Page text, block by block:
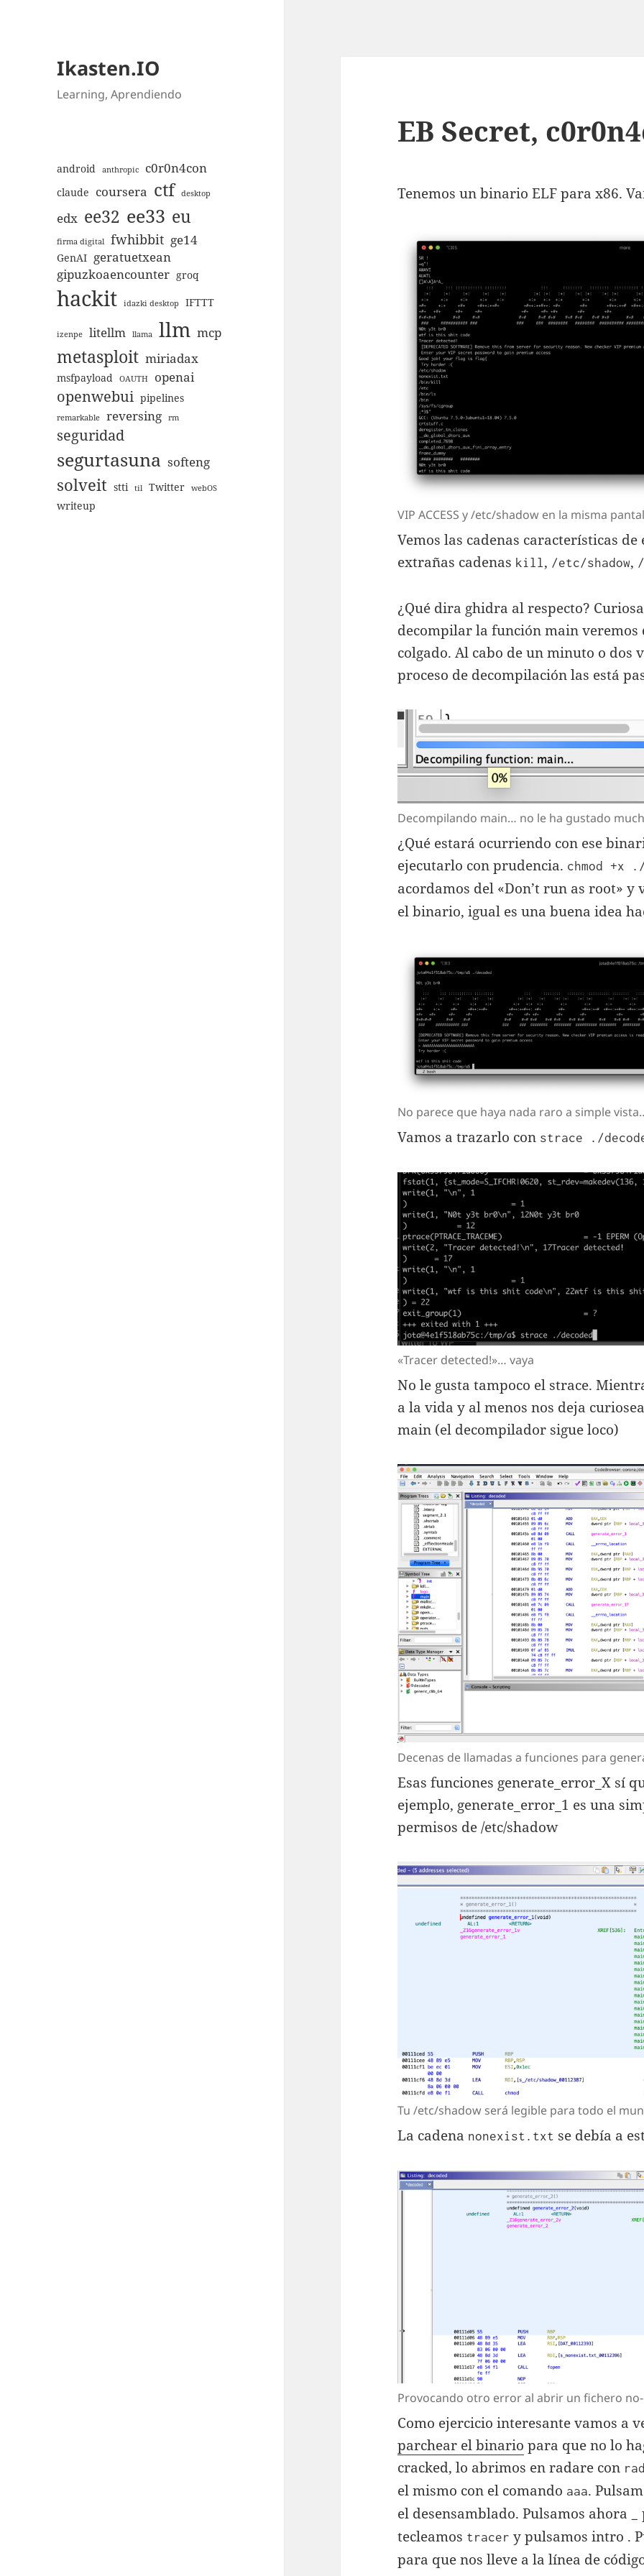
Ikasten.IO
Learning, Aprendiendo
android anthropic c0r0n4con
claude coursera ctf desktop
edx ee32 ee33 eu
firma digital fwhibbit ge14
GenAI geratuetxean
gipuzkoaencounter groq
hackit idazki desktop IFTTT
izenpe litellm llama llm mcp
metasploit miriadax
msfpayload OAUTH openai
openwebui pipelines
remarkable reversing rm
seguridad
segurtasuna softeng
solveit stti til Twitter webOS
writeup
EB Secret,
Tenemos un binario ELF para x86.
VIP ACCESS y /etc/shadow en la misma
Vemos las cadenas características
extrañas cadenas kill, /etc/shadow,
¿Qué dira ghidra al respecto?
decompilar la función main veremos
colgado. Al cabo de un minuto o dos
proceso de decompilación las está
Decompilando main… no le ha gustado
¿Qué estará ocurriendo con ese
ejecutarlo con prudencia. chmod +x
acordamos del «Don’t run as root»
el binario, igual es una buena idea
No parece que haya nada raro a simple
Vamos a trazarlo con strace ./
«Tracer detected!»… vaya
No le gusta tampoco el strace.
a la vida y al menos nos deja
main (el decompilador sigue loco)
Decenas de llamadas a funciones para
Esas funciones generate_error_X sí
ejemplo, generate_error_1 es una
permisos de /etc/shadow
Tu /etc/shadow será legible para todo el
La cadena nonexist.txt se debía a
Provocando otro error al abrir un fichero
Como ejercicio interesante vamos a
parchear el binario para que no lo
cracked, lo abrimos en radare con
el mismo con el comando aaa.
el desensamblado. Pulsamos ahora
tecleamos tracer y pulsamos intro .
para que nos lleve a la línea de